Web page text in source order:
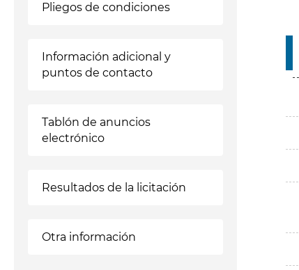
Pliegos de condiciones
Información adicional y
puntos de contacto
Tablón de anuncios
electrónico
Resultados de la licitación
Otra información